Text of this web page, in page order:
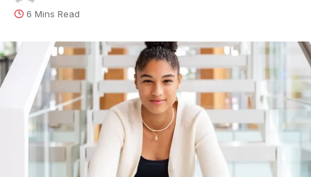
6 Mins Read